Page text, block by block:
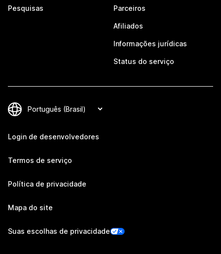
Pesquisas Parceiros
Afiliados
Informações jurídicas
Status do serviço
Login de desenvolvedores
Termos de serviço
Política de privacidade
Mapa do site
Suas escolhas de privacidade